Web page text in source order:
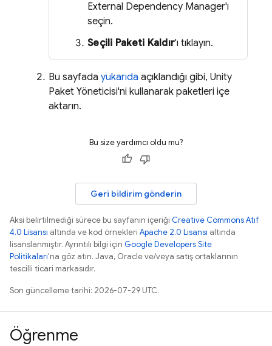
External Dependency Manager'ı
seçin.
Seçili Paketi Kaldır'ı tıklayın.
Bu sayfada yukarıda açıklandığı gibi, Unity
Paket Yöneticisi'ni kullanarak paketleri içe
aktarın.
Bu size yardımcı oldu mu?
Geri bildirim gönderin
Aksi belirtilmediği sürece bu sayfanın içeriği Creative Commons Atıf
4.0 Lisansı altında ve kod örnekleri Apache 2.0 Lisansı altında
lisanslanmıştır. Ayrıntılı bilgi için Google Developers Site
Politikaları'na göz atın. Java, Oracle ve/veya satış ortaklarının
tescilli ticari markasıdır.
Son güncelleme tarihi: 2026-07-29 UTC.
Öğrenme